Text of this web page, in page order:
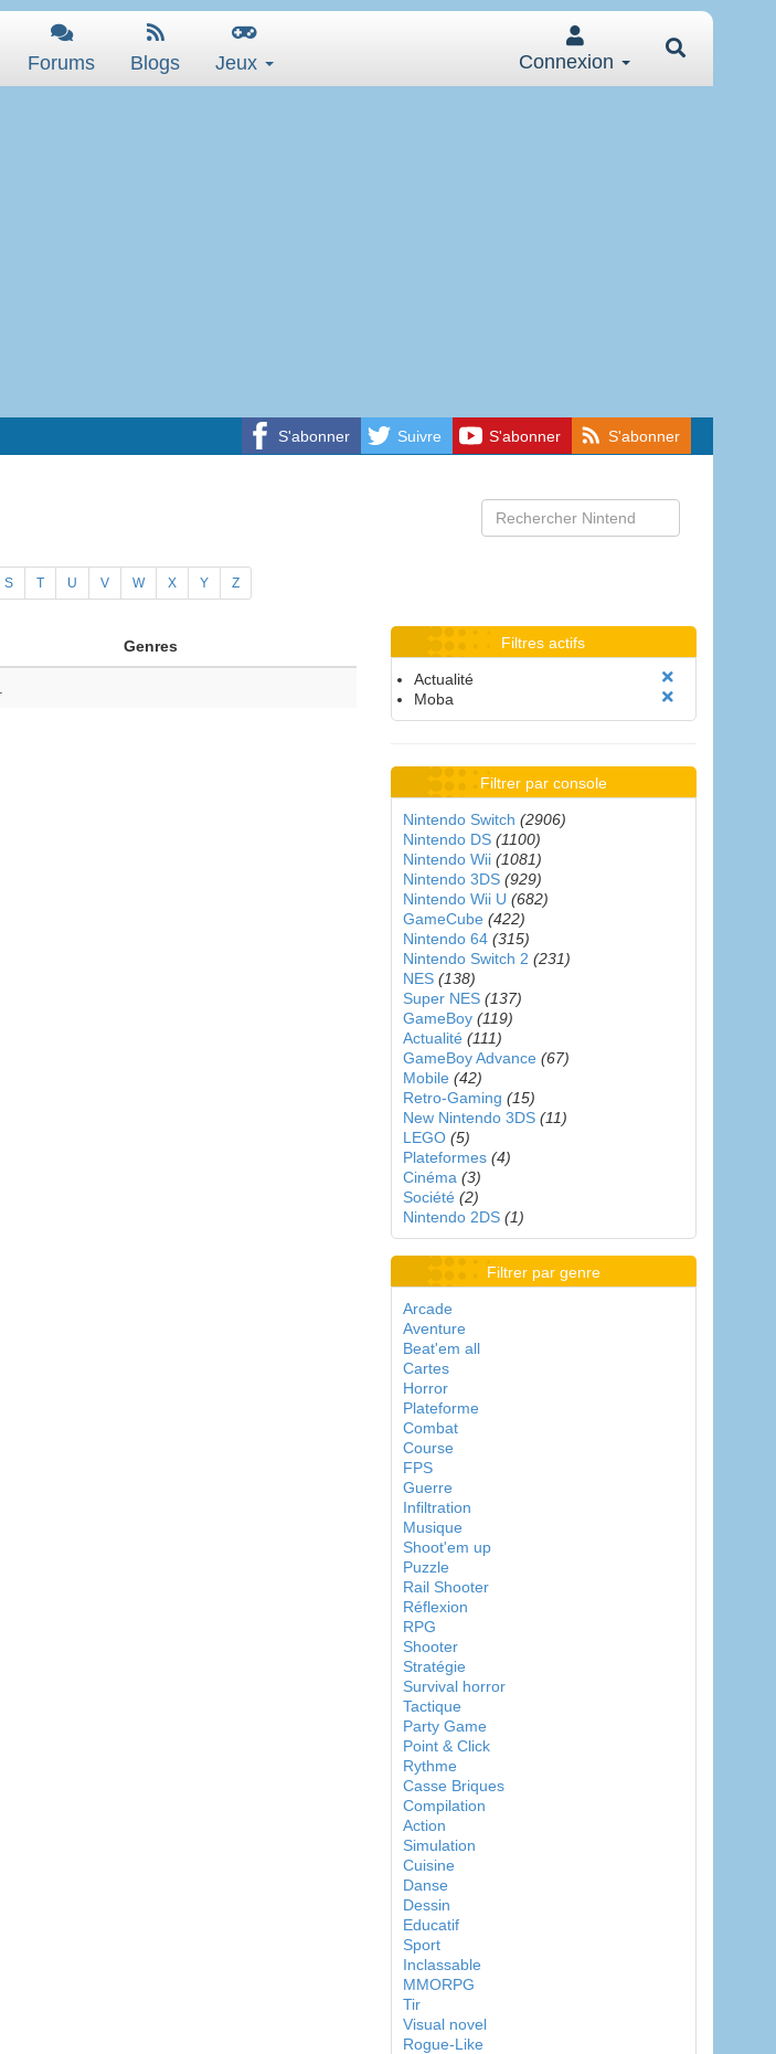
Forums Blogs Jeux Connexion
S'abonner Suivre S'abonner S'abonner
S T U V W X Y Z
Genres Filtres actifs
Actualité
Moba
Filtrer par console
Nintendo Switch (2906)
Nintendo DS (1100)
Nintendo Wii (1081)
Nintendo 3DS (929)
Nintendo Wii U (682)
GameCube (422)
Nintendo 64 (315)
Nintendo Switch 2 (231)
NES (138)
Super NES (137)
GameBoy (119)
Actualité (111)
GameBoy Advance (67)
Mobile (42)
Retro-Gaming (15)
New Nintendo 3DS (11)
LEGO (5)
Plateformes (4)
Cinéma (3)
Société (2)
Nintendo 2DS (1)
Filtrer par genre
Arcade
Aventure
Beat'em all
Cartes
Horror
Plateforme
Combat
Course
FPS
Guerre
Infiltration
Musique
Shoot'em up
Puzzle
Rail Shooter
Réflexion
RPG
Shooter
Stratégie
Survival horror
Tactique
Party Game
Point & Click
Rythme
Casse Briques
Compilation
Action
Simulation
Cuisine
Danse
Dessin
Educatif
Sport
Inclassable
MMORPG
Tir
Visual novel
Rogue-Like